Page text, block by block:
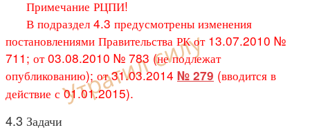
Примечание РЦПИ!
В подраздел 4.3 предусмотрены изменения
постановлениями Правительства РК от 13.07.2010 №
711; от 03.08.2010 № 783 (не подлежат
опубликованию); от 31.03.2014 № 279 (вводится в
действие с 01.01.2015).
4.3 Задачи